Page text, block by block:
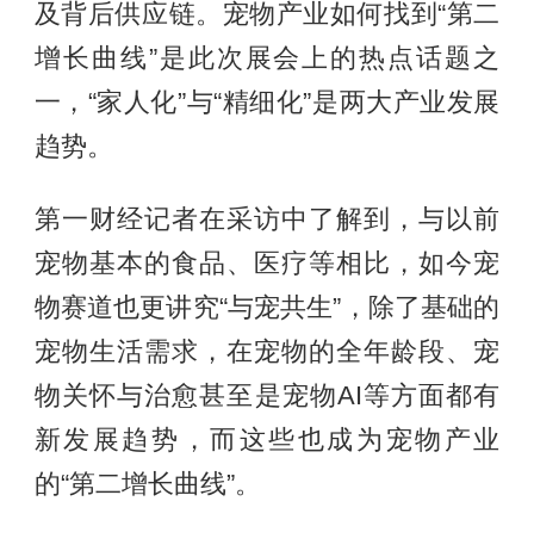
及背后供应链。宠物产业如何找到“第二
增长曲线”是此次展会上的热点话题之
一，“家人化”与“精细化”是两大产业发展
趋势。
第一财经记者在采访中了解到，与以前
宠物基本的食品、医疗等相比，如今宠
物赛道也更讲究“与宠共生”，除了基础的
宠物生活需求，在宠物的全年龄段、宠
物关怀与治愈甚至是宠物AI等方面都有
新发展趋势，而这些也成为宠物产业
的“第二增长曲线”。